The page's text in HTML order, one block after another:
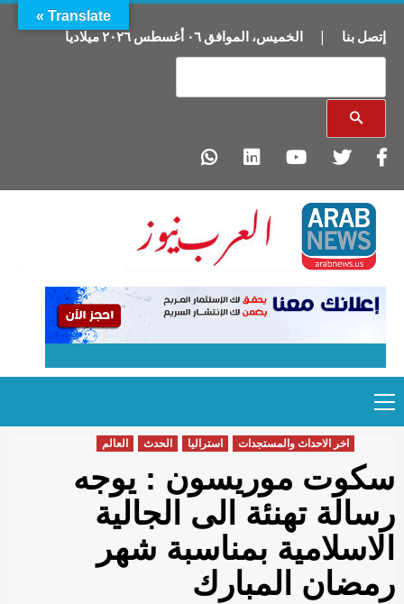
إتصل بنا | الخميس، الموافق٠٦ أغسطس ٢٠٢٦ميلاديا
to
content
Menu
اخر الاحداث والمستجدات استراليا الحدث العالم
سكوت موريسون : يوجه
رسالة تهنئة الى الجالية
الاسلامية بمناسبة شهر
رمضان المبارك
Translate »